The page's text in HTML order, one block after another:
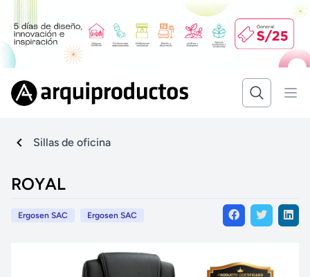
Sillas de oficina
ROYAL
Ergosen SAC Ergosen SAC